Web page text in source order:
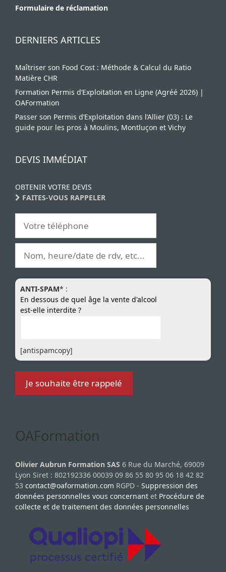
Formulaire de réclamation
DERNIERS ARTICLES
Maîtriser son Food Cost : Méthode & Calcul du Ratio
Matière CHR
Formation Permis d’Exploitation en Ligne (Agréé 2026) |
OAFormation
Passer son Permis d’Exploitation dans l’Allier (03) : Le
guide pour les pros à Moulins, Montluçon et Vichy
DEVIS IMMÉDIAT
OBTENIR VOTRE DEVIS
FAITES-VOUS RAPPELER
ANTI-SPAM* :
En dessous de quel âge la vente d'alcool
est-elle interdite ?
[antispamcopy]
OAFormation
Olivier Aubrun Formation SAS 6 Rue du Marché, 69009
Lyon Siret : 802192336 00039 09 86 55 80 95 06 18 42 82
53 contact@oaformation.com RGPD - Suppression des
données personnelles vous concernant et Procédure de
collecte et de traitement des données personnelles